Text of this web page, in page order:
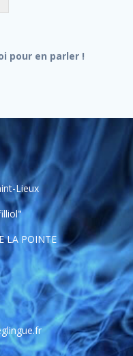
pour en parler !
Lieux
LA POINTE